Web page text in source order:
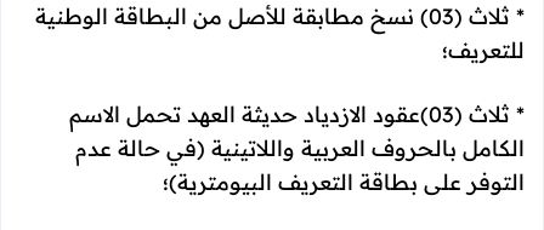
* ثلاث (03) نسخ مطابقة للأصل من البطاقة الوطنية
للتعريف؛
* ثلاث (03)عقود الازدياد حديثة العهد تحمل الاسم
الكامل بالحروف العربية واللاتينية (في حالة عدم
التوفر على بطاقة التعريف البيومترية)؛